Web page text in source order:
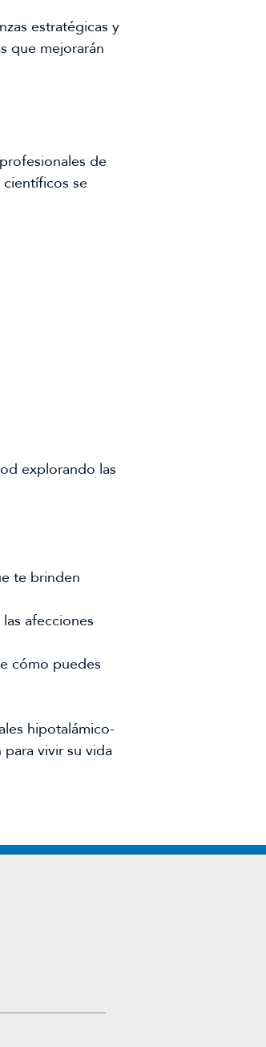
estratégicas y
que mejorarán
de
se
explorando las
te brinden
afecciones
cómo puedes
hipotalámico-
vivir su vida